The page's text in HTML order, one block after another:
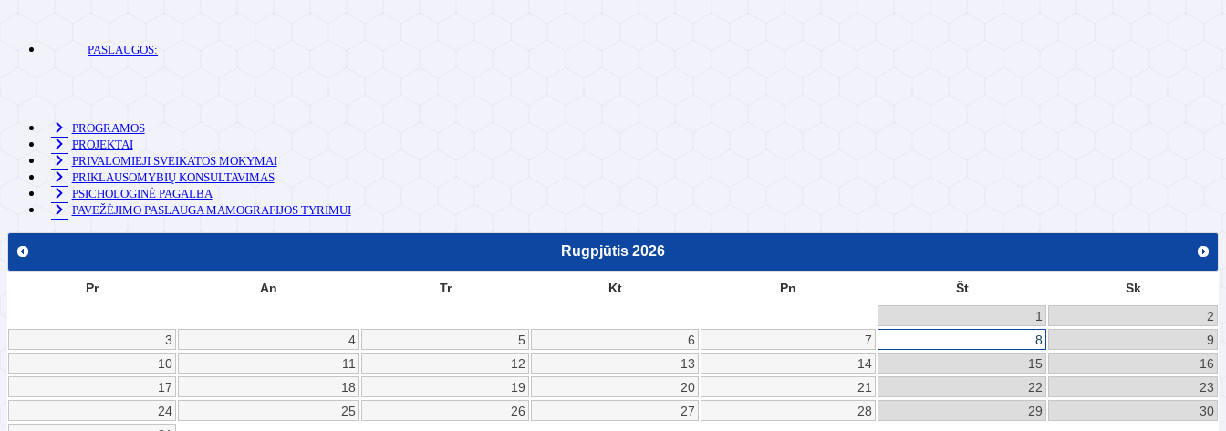
PASLAUGOS:
PROGRAMOS
PROJEKTAI
PRIVALOMIEJI SVEIKATOS MOKYMAI
PRIKLAUSOMYBIŲ KONSULTAVIMAS
PSICHOLOGINĖ PAGALBA
PAVEŽĖJIMO PASLAUGA MAMOGRAFIJOS TYRIMUI
Rugpjūtis 2026
Pr An Tr Kt Pn Št
Sk
1
2
3
4 5 6 7 8
9
10
11 12 13 14 15
16
17
18 19 20 21 22
23
24
25 26 27 28 29
30